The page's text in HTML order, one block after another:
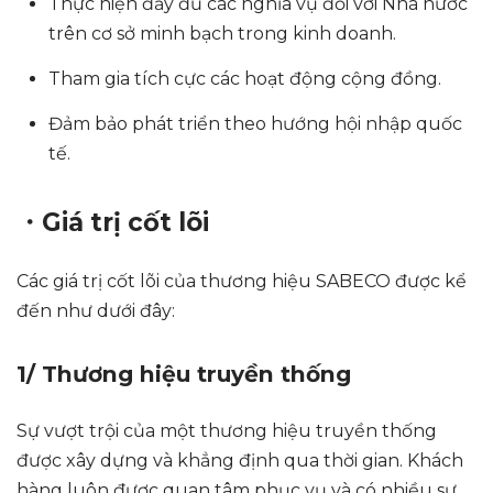
trên cơ sở minh bạch trong kinh doanh.
Tham gia tích cực các hoạt động cộng đồng.
Đảm bảo phát triển theo hướng hội nhập quốc
tế.
・Giá trị cốt lõi
Các giá trị cốt lõi của thương hiệu SABECO được kể
đến như dưới đây:
1/ Thương hiệu truyền thống
Sự vượt trội của một thương hiệu truyền thống
được xây dựng và khẳng định qua thời gian. Khách